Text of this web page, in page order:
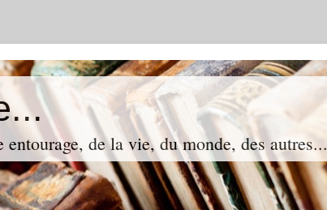
de la vie, du monde, des autres...